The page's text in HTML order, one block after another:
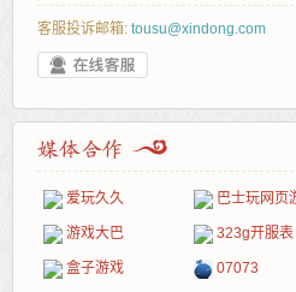
客服投诉邮箱: tousu@xindong.com
巴士玩网页游戏
323g开服表
07073
265G
腾讯游戏
新浪页游